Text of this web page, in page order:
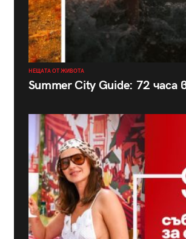
НЕЩАТА ОТ ЖИВОТА
Summer City Guide: 72 часа